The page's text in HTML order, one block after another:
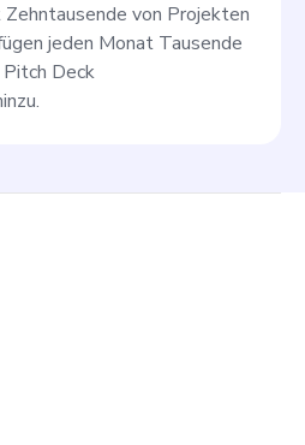
von Projekten
jeden Monat Tausende
Deck